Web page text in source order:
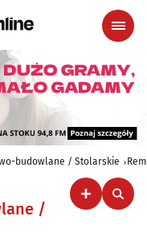
budowlane / Stolarskie
/